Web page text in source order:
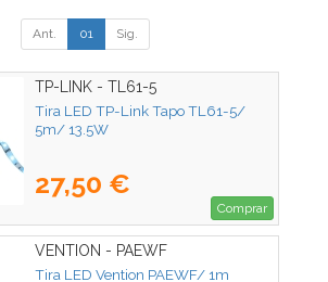
Ant. 01 Sig.
TP-LINK - TL61-5
Tira LED TP-Link Tapo TL61-5/
5m/ 13.5W
27,50 €
Comprar
VENTION - PAEWF
Tira LED Vention PAEWF/ 1m